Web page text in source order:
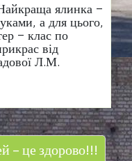
ялинка –
а для цього,
– клас по
від
Л.М.
– це здорово!!!